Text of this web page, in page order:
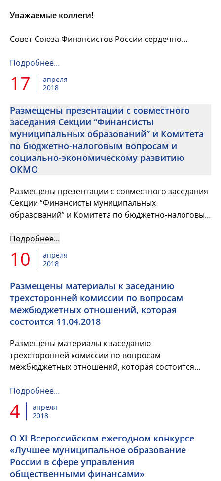
Уважаемые коллеги!
Совет Союза Финансистов России сердечно
Подробнее…
17
апреля
2018
Размещены презентации с совместного
заседания Секции “Финансисты
муниципальных образований” и Комитета
по бюджетно-налоговым вопросам и
социально-экономическому развитию
ОКМО
Размещены презентации с совместного заседания
Секции “Финансисты муниципальных
образований” и Комитета по бюджетно-налоговым
ОКМО
Подробнее…
10
апреля
2018
Размещены материалы к заседанию
трехсторонней комиссии по вопросам
межбюджетных отношений, которая
состоится 11.04.2018
Размещены материалы к заседанию
трехсторонней комиссии по вопросам
межбюджетных отношений, которая состоится
Подробнее…
4
апреля
2018
О XI Всероссийском ежегодном конкурсе
«Лучшее муниципальное образование
России в сфере управления
общественными финансами»